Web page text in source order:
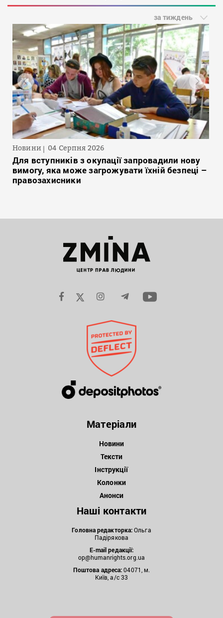
за тиждень
Новини 04 Серпня 2026
Для вступників з окупації запровадили нову
вимогу, яка може загрожувати їхній безпеці –
правозахисники
Матеріали
Новини
Тексти
Інструкції
Колонки
Анонси
Наші контакти
Головна редакторка:Ольга
Падірякова
E-mail редакції:
op@humanrights.org.ua
Поштова адреса:04071, м.
Київ, а/с 33